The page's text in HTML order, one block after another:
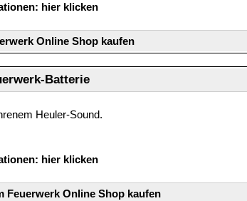
hier klicken
Online Shop kaufen
Batterie
Heuler-Sound.
hier klicken
Feuerwerk Online Shop kaufen